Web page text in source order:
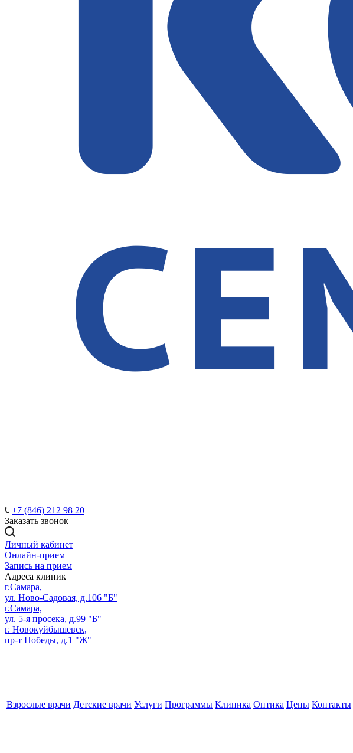
+7 (846) 212 98 20
Заказать звонок
Личный кабинет
Онлайн-прием
Запись на прием
Адреса клиник
г.Самара,
ул. Ново-Садовая, д.106 "Б"
г.Самара,
ул. 5-я просека, д.99 "Б"
г. Новокуйбышевск,
пр-т Победы, д.1 "Ж"
Взрослые врачи Детские врачи Услуги Программы Клиника Оптика Цены Контакты